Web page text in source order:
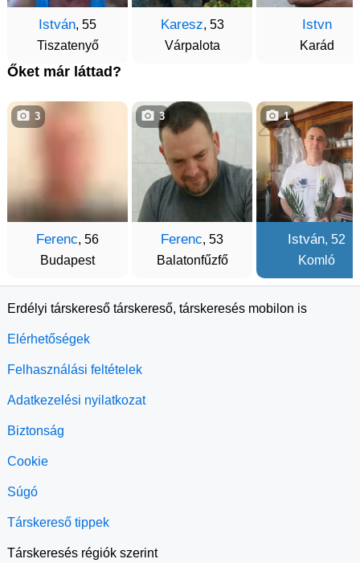
István, 55
Tiszatenyő
Karesz, 53
Várpalota
Istvn
Karád
Őket már láttad?
Ferenc, 56
Budapest
3
Ferenc, 53
Balatonfűzfő
3
István, 52
Komló
1
Erdélyi társkereső társkereső, társkeresés mobilon is
Elérhetőségek
Felhasználási feltételek
Adatkezelési nyilatkozat
Biztonság
Cookie
Súgó
Társkereső tippek
Társkeresés régiók szerint